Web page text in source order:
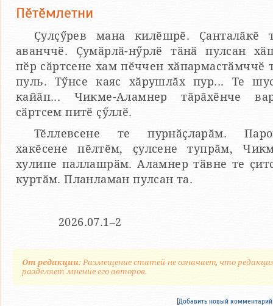
Пӗтӗмлетни
Ҫулҫӳрев мана килӗшрӗ. Ҫанталӑкӗ
аванччӗ. Ҫумӑрлӑ-нӳрлӗ тӑнӑ пулсан
пӗр сӑртсене хам пӗччен хӑпармастӑмччӗ
пуль. Тӳнсе каяс хӑрушлӑх пур... Те
кайӑп... Чикме-Аламнер тӑрӑхӗнче
сӑртсем питӗ ҫӳллӗ.
Тӗллевсене те пурнӑҫларӑм.
хакӗсене пӗлтӗм, ҫулсене тупрӑм,
хулипе паллашрӑм. Аламнер тӑвне те
куртӑм. Планламан пулсан та.
2026.07.1–2
От редакции: Размещение статей не означает, что
разделяет мнение его авторов.
[Добавить новый комментарий